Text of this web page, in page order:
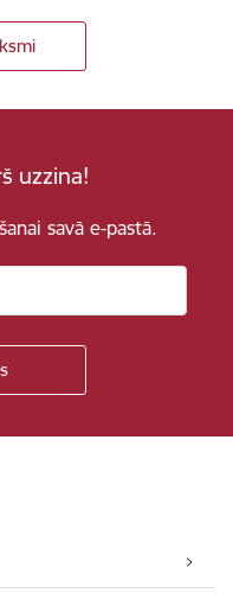
uzzina!
savā e-pastā.